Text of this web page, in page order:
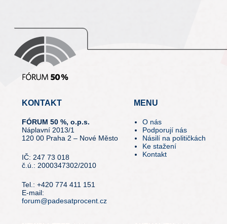
KONTAKT
FÓRUM 50 %, o.p.s.
Náplavní 2013/1
120 00 Praha 2 – Nové Město
IČ: 247 73 018
č.ú.: 2000347302/2010
Tel.: +420 774 411 151
E-mail:
forum@padesatprocent.cz
MENU
O nás
Podporují nás
Násilí na političkách
Ke stažení
Kontakt